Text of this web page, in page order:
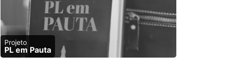
PL em Pauta